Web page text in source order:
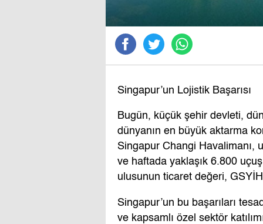
Singapur’un Lojistik Başarısı
Bugün, küçük şehir devleti,
dünyanın en büyük aktarma
Singapur Changi Havalimanı,
ve haftada yaklaşık 6.800
ulusunun ticaret değeri,
Singapur’un bu başarıları
ve kapsamlı özel sektör